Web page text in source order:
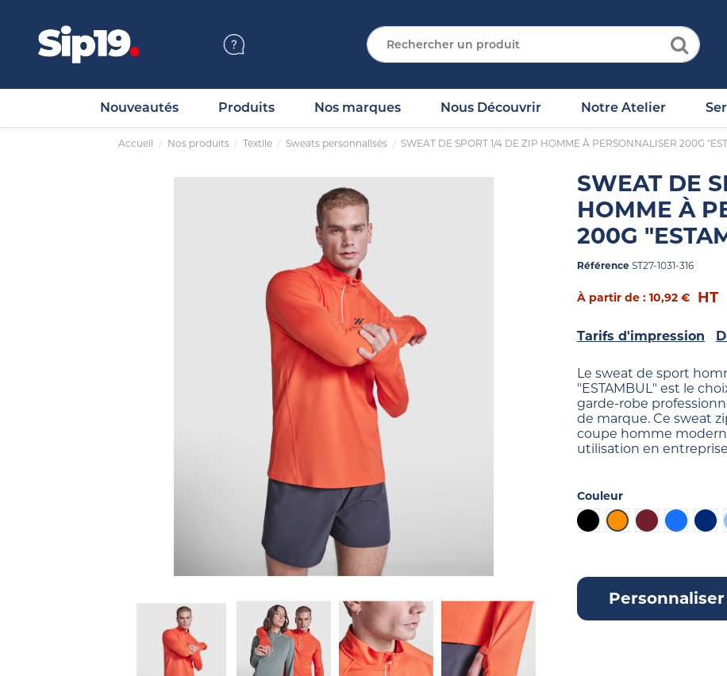
Nouveautés Produits Nos marques Nous Découvrir Notre Atelier
Accueil Nos produits Textile Sweats personnalisés SWEAT DE SPORT 1/4 DE ZIP HOMME À PERSONNALISER 200G
SWEAT DE
HOMME À
200G
Référence ST27-1031-316
À partir de : 10,92 € HT
Tarifs d'impression
Le sweat de sport
"ESTAMBUL" est le
garde-robe
de marque. Ce sweat
coupe homme
utilisation en
Couleur
Noir
OrangeBordeaux
Bleu
Personnaliser